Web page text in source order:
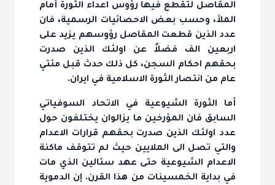
المقاصل لتقطع فيها رؤوس اعداء الثورة أمام
الملأ، وحسب بعض الاحصائيات الرسمية، فان
عدد الذين قطعت المقاصل رؤوسهم يزيد على
اربعين الف فضلاً عن اولئك الذين صدرت
بحقهم احكام السجن، كل ذلك حدث قبل مئتي
عام من انتصار الثورة الاسلامية في ايران.
أما الثورة الشيوعية في الاتحاد السوفياتي
السابق فان المؤرخين ما يزالوان يختلفون حول
عدد اولئك الذين صدرت بحقهم قرارات الاعدام
والتي تصل الى الملايين حيث لم تتوقف ماكنة
الاعدام الشيوعية حتى عهد ستالين الذي مات
في بداية الخمسينات من هذا القرن. إن الدموية